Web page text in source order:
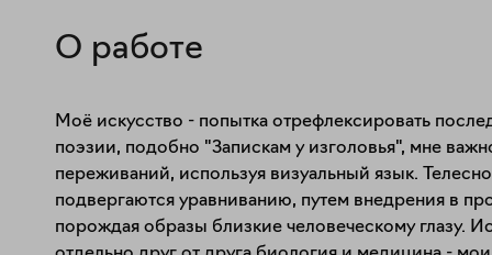
О работе
Моё искусство - попытка отрефлексировать
поэзии, подобно "Запискам у изголовья", мне
переживаний, используя визуальный язык.
подвергаются уравниванию, путем внедрения в
порождая образы близкие человеческому глазу.